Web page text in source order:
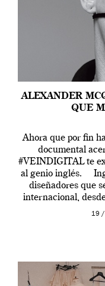
ALEXANDER
QUE
Ahora que por fin
documental
#VEINDIGITAL te
al genio inglés.
diseñadores que
internacional,
19